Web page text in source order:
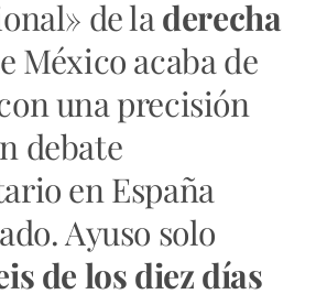
de laderecha
México acaba de
una precisión
debate
en España
Ayuso solo
de los diez días